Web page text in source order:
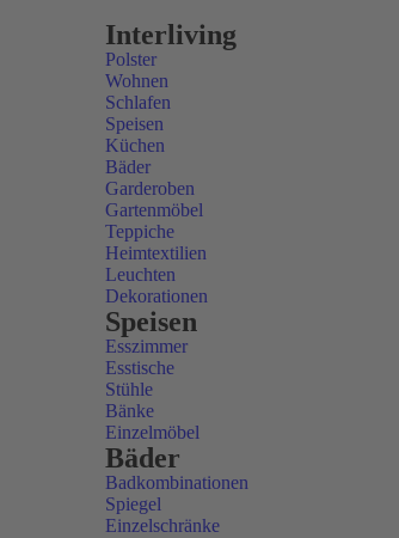
Interliving
Polster
Wohnen
Schlafen
Speisen
Küchen
Bäder
Garderoben
Gartenmöbel
Teppiche
Heimtextilien
Leuchten
Dekorationen
Speisen
Esszimmer
Esstische
Stühle
Bänke
Einzelmöbel
Bäder
Badkombinationen
Spiegel
Einzelschränke